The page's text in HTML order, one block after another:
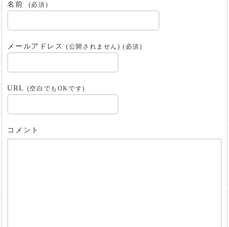
名前 (必須)
メールアドレス(公開されません) (必須)
URL (空白でもOKです)
コメント